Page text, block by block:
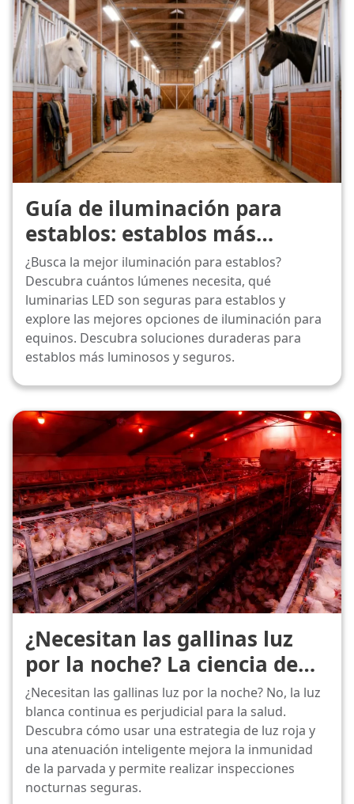
Guía de iluminación para
establos: establos más
luminosos, caballos más
felices
¿Busca la mejor iluminación para establos?
Descubra cuántos lúmenes necesita, qué
luminarias LED son seguras para establos y
explore las mejores opciones de iluminación para
equinos. Descubra soluciones duraderas para
establos más luminosos y seguros.
¿Necesitan las gallinas luz
por la noche? La ciencia de
los periodos de oscuridad
¿Necesitan las gallinas luz por la noche? No, la luz
blanca continua es perjudicial para la salud.
Descubra cómo usar una estrategia de luz roja y
una atenuación inteligente mejora la inmunidad
de la parvada y permite realizar inspecciones
nocturnas seguras.